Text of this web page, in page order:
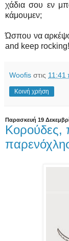
χάδια σου εν
κάμουμεν;
Ώσπου να
and keep rocking!
Woofis στις 11:41
Κοινή χρήση
Παρασκευή 19
Κορούδες,